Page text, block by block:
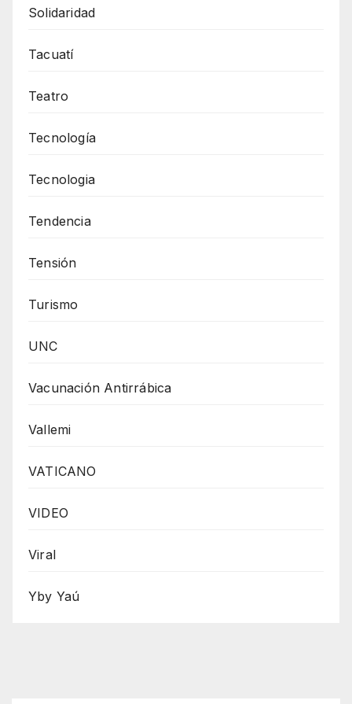
Solidaridad
Tacuatí
Teatro
Tecnología
Tecnologia
Tendencia
Tensión
Turismo
UNC
Vacunación Antirrábica
Vallemi
VATICANO
VIDEO
Viral
Yby Yaú